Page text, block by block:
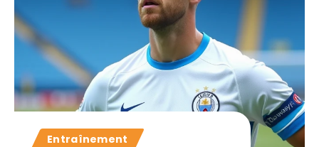
Entraînement